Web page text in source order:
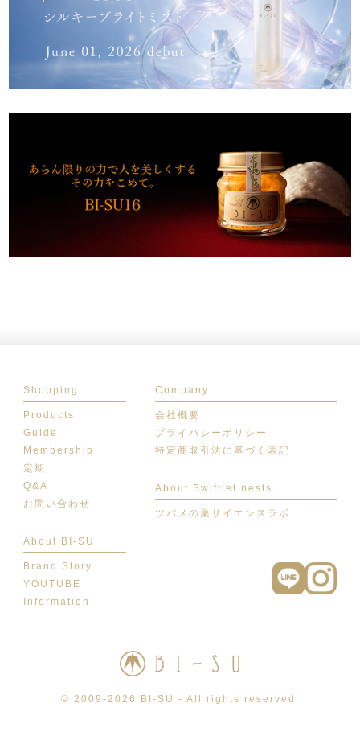
Shopping
Products
Guide
Membership
定期
Q&A
お問い合わせ
About BI-SU
Brand Story
YOUTUBE
Information
Company
会社概要
プライバシーポリシー
特定商取引法に基づく表記
About Swiftlet nests
ツバメの巣サイエンスラボ
© 2009-2026 BI-SU - All rights reserved.